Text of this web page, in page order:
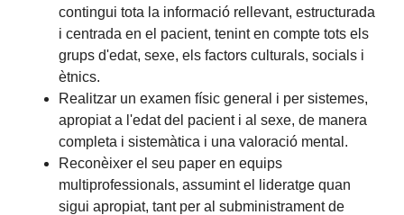
contingui tota la informació rellevant, estructurada
i centrada en el pacient, tenint en compte tots els
grups d'edat, sexe, els factors culturals, socials i
ètnics.
Realitzar un examen físic general i per sistemes,
apropiat a l'edat del pacient i al sexe, de manera
completa i sistemàtica i una valoració mental.
Reconèixer el seu paper en equips
multiprofessionals, assumint el lideratge quan
sigui apropiat, tant per al subministrament de